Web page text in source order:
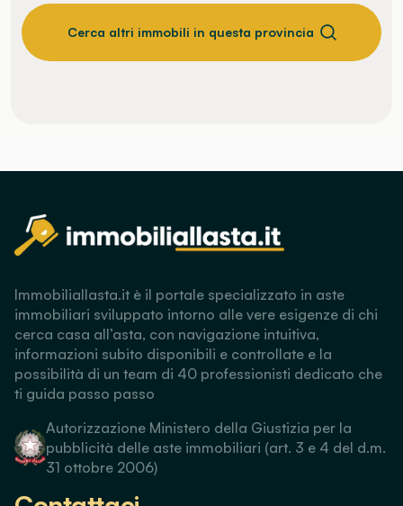
Cerca altri immobili in questa provincia
Immobiliallasta.it è il portale specializzato in aste
immobiliari sviluppato intorno alle vere esigenze di chi
cerca casa all’asta, con navigazione intuitiva,
informazioni subito disponibili e controllate e la
possibilità di un team di 40 professionisti dedicato che
ti guida passo passo
Autorizzazione Ministero della Giustizia per la
pubblicità delle aste immobiliari (art. 3 e 4 del d.m.
31 ottobre 2006)